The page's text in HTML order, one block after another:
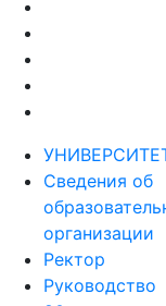
Сведения об
организации
Ректор
Руководство